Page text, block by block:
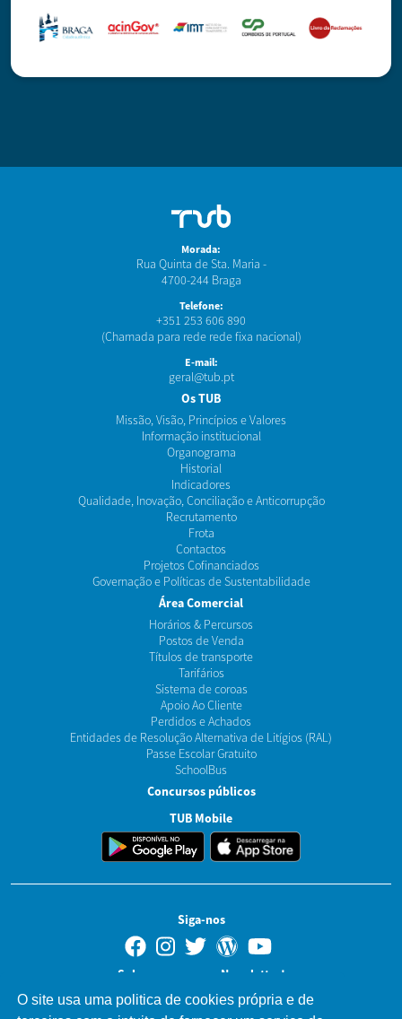
O site usa uma politica de cookies própria e de
Morada:
Rua Quinta de Sta. Maria -
4700-244 Braga
Telefone:
+351 253 606 890
(Chamada para rede rede fixa nacional)
E-mail:
geral@tub.pt
Os TUB
Missão, Visão, Princípios e Valores
Informação institucional
Organograma
Historial
Indicadores
Qualidade, Inovação, Conciliação e Anticorrupção
Recrutamento
Frota
Contactos
Projetos Cofinanciados
Governação e Políticas de Sustentabilidade
Área Comercial
Horários & Percursos
Postos de Venda
Títulos de transporte
Tarifários
Sistema de coroas
Apoio Ao Cliente
Perdidos e Achados
Entidades de Resolução Alternativa de Litígios (RAL)
Passe Escolar Gratuito
SchoolBus
Concursos públicos
TUB Mobile
Siga-nos
Subscreva a nossa Newsletter!
Endereço de e-mail